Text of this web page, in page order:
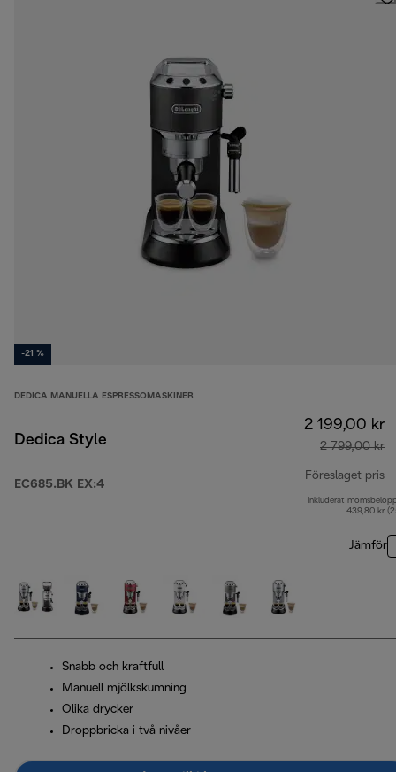
-21 %
DEDICA MANUELLA ESPRESSOMASKINER
Dedica Style
EC685.BK EX:4
2 199,00 kr
2 799,00 kr
Föreslaget pris
Inkluderat
439,80 kr
Jämför
Snabb och kraftfull
Manuell mjölkskumning
Olika drycker
Droppbricka i två nivåer